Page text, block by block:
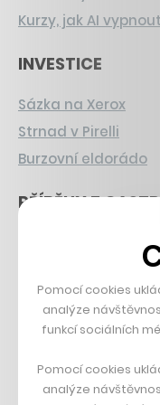
Kurzy, jak AI vypnout
INVESTICE
Sázka na Xerox
Strnad v Pirelli
Burzovní eldorádo
PŘÍBĚHY Z
Boční projekt, co
Francouzský
Dva golfisti, co
DESIGN
Bomma není tichá
Pomocí cookies
analýze
funkcí sociálních
Pomocí cookies
analýze